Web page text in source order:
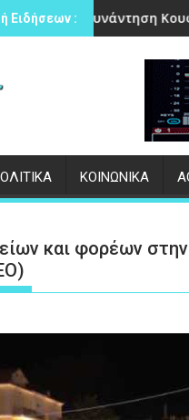
Ειδήσεων :
Πέτρα
Κουφέλου - Μανωλακέλλη
ΚΟΙΝΩΝΙΚΑ
και φορέων στην